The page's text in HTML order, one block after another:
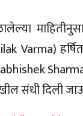
Varma)
संधी दिली